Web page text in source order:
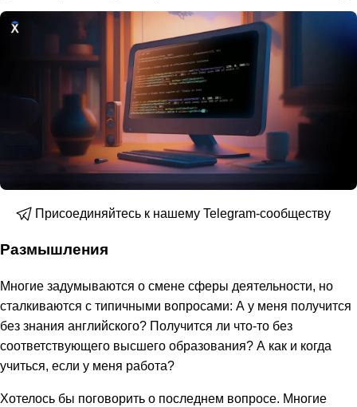
Присоединяйтесь к нашему Telegram-сообществу
Размышления
Многие задумываются о смене сферы деятельности, но
сталкиваются с типичными вопросами: А у меня получится
без знания английского? Получится ли что-то без
соответствующего высшего образования? А как и когда
учиться, если у меня работа?
Хотелось бы поговорить о последнем вопросе. Многие